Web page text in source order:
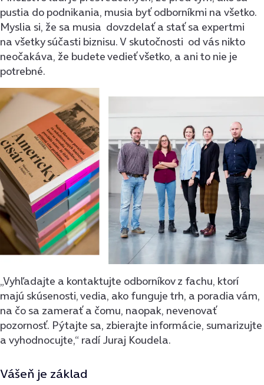
pustia do podnikania, musia byť odborníkmi na všetko.
Myslia si, že sa musia dovzdelať a stať sa expertmi
na všetky súčasti biznisu. V skutočnosti od vás nikto
neočakáva, že budete vedieť všetko, a ani to nie je
potrebné.
„Vyhľadajte a kontaktujte odborníkov z fachu, ktorí
majú skúsenosti, vedia, ako funguje trh, a poradia vám,
na čo sa zamerať a čomu, naopak, nevenovať
pozornosť. Pýtajte sa, zbierajte informácie, sumarizujte
a vyhodnocujte,“ radí Juraj Koudela.
Vášeň je základ